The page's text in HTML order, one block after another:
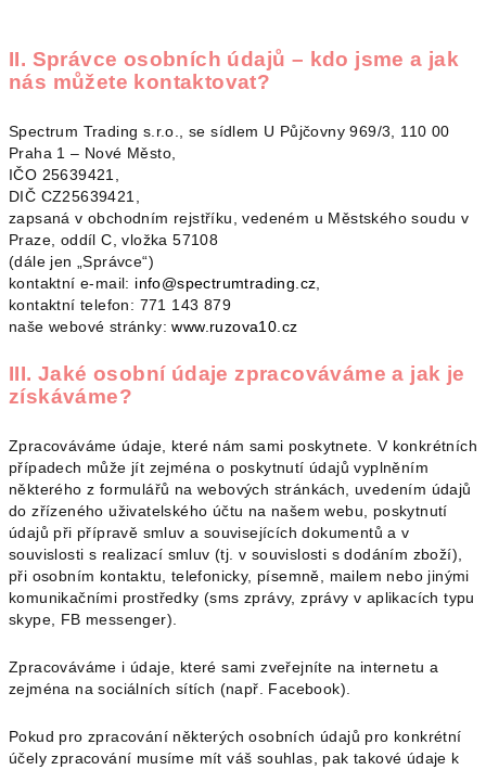
II. Správce osobních údajů – kdo jsme a jak
nás můžete kontaktovat?
Spectrum Trading s.r.o., se sídlem U Půjčovny 969/3, 110 00
Praha 1 – Nové Město,
IČO 25639421,
DIČ CZ25639421,
zapsaná v obchodním rejstříku, vedeném u Městského soudu v
Praze, oddíl C, vložka 57108
(dále jen „Správce“)
kontaktní e-mail: info@spectrumtrading.cz
kontaktní telefon: 771 143 879
naše webové stránky:www.ruzova10.cz
III. Jaké osobní údaje zpracováváme a jak je
získáváme?
Zpracováváme údaje, které nám sami poskytnete. V konkrétních
případech může jít zejména o poskytnutí údajů vyplněním
některého z formulářů na webových stránkách, uvedením údajů
do zřízeného uživatelského účtu na našem webu, poskytnutí
údajů při přípravě smluv a souvisejících dokumentů a v
souvislosti s realizací smluv (tj. v souvislosti s dodáním zboží),
při osobním kontaktu, telefonicky, písemně, mailem nebo jinými
komunikačními prostředky (sms zprávy, zprávy v aplikacích typu
skype, FB messenger).
Zpracováváme i údaje, které sami zveřejníte na internetu a
zejména na sociálních sítích (např. Facebook).
Pokud pro zpracování některých osobních údajů pro konkrétní
účely zpracování musíme mít váš souhlas, pak takové údaje k